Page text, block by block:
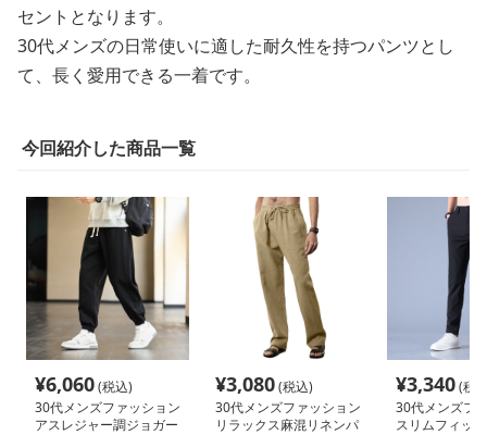
セントとなります。
30代メンズの日常使いに適した耐久性を持つパンツとし
て、長く愛用できる一着です。
今回紹介した商品一覧
¥6,060(税込)
30代メンズファッション
アスレジャー調ジョガー
¥3,080(税込)
30代メンズファッション
リラックス麻混リネンパ
¥3,340(税
30代メンズフ
スリムフィッ